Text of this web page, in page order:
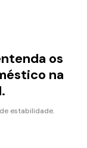
os
na
estabilidade.